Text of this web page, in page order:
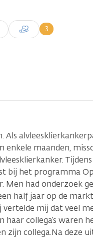
3
te
Als
maanden,
bij het programma
Men had onderzoek
half jaar op de
mij dat veel
haar collega’s waren
zijn collega.Na deze